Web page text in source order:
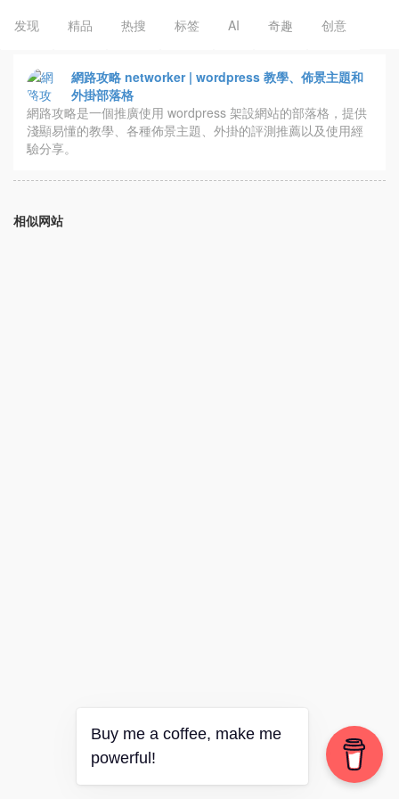
发现 精品 热搜 标签 AI 奇趣 创意
網路攻略 networker | wordpress 教學、佈景主題和
外掛部落格
網路攻略是一個推廣使用 wordpress 架設網站的部落格，提供
淺顯易懂的教學、各種佈景主題、外掛的評測推薦以及使用經
驗分享。
相似网站
Buy me a coffee, make me
powerful!